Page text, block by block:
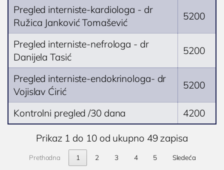
IMUNOLOGIJA
Pregled imunologa
Dijagnostika alergija
Ispitivanje oslabljenog imuniteta
Tromesečna transformacija: Od hronične
upale do trajnog zdravlja
OPŠTA I INTERNA MEDICINA
OPŠTA MEDICINA
Lekar opšte prakse
Pregled interniste-kardiologa - dr
Ružica Janković Tomašević
5200
Pregled interniste-nefrologa - dr
Danijela Tasić
5200
Pregled interniste-endokrinologa- dr
Vojislav Ćirić
5200
Kontrolni pregled /30 dana 4200
Prikaz 1 do 10 od ukupno 49 zapisa
Prethodna 1 2 3 4 5 Sledeća